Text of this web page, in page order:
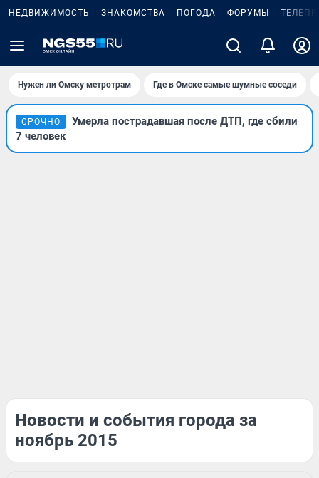
НЕДВИЖИМОСТЬ ЗНАКОМСТВА ПОГОДА ФОРУМЫ
Нужен ли Омску метротрам Где в Омске самые шумные соседи
СРОЧНО
Умерла пострадавшая после ДТП, где сбили
7 человек
Новости и события города за
ноябрь 2015